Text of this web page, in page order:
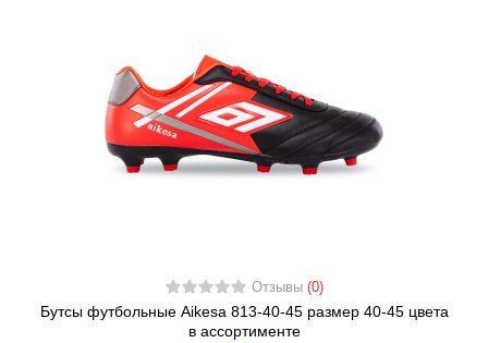
Отзывы (0)
Бутсы футбольные Aikesa 813-40-45 размер 40-45 цвета
в ассортименте